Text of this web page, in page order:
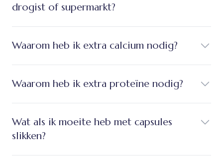
drogist of supermarkt?
Waarom heb ik extra calcium nodig?
Waarom heb ik extra proteïne nodig?
Wat als ik moeite heb met capsules
slikken?